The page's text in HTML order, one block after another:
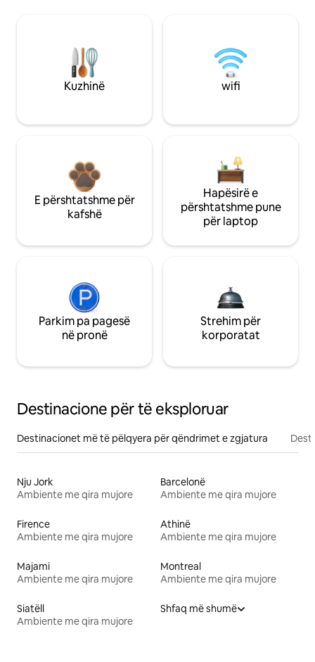
Kuzhinë wifi
E përshtatshme për
kafshë
Hapësirë e
përshtatshme pune
për laptop
Parkim pa pagesë
në pronë
Strehim për
korporatat
Destinacione për të eksploruar
Destinacionet më të pëlqyera për qëndrimet e zgjatura
Nju Jork
Ambiente me qira mujore
Barcelonë
Ambiente me qira mujore
Firence
Ambiente me qira mujore
Athinë
Ambiente me qira mujore
Majami
Ambiente me qira mujore
Montreal
Ambiente me qira mujore
Siatëll
Ambiente me qira mujore
Shfaq më shumë